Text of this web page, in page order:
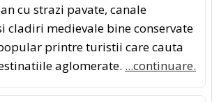
cu strazi pavate, canale
cladiri medievale bine conservate
printre turistii care cauta
aglomerate. ...continuare.